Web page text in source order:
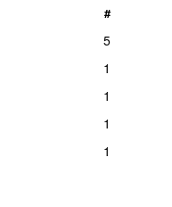
#
5
1
1
1
1